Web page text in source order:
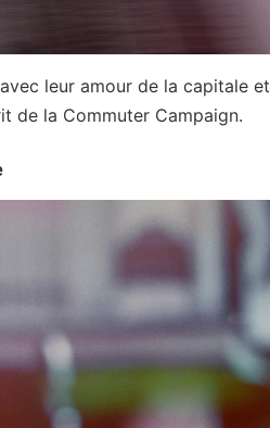
leur amour de la capitale et
de la Commuter Campaign.